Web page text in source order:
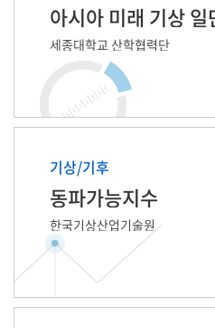
세종대학교 산학협력단
기상/기후
동파가능지수
한국기상산업기술원